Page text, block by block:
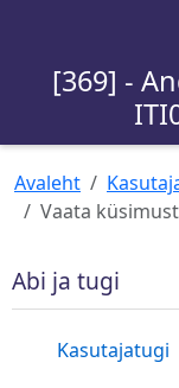
[369] -
Avaleht
Vaata küsimust
Abi ja tugi
Kasutajatugi